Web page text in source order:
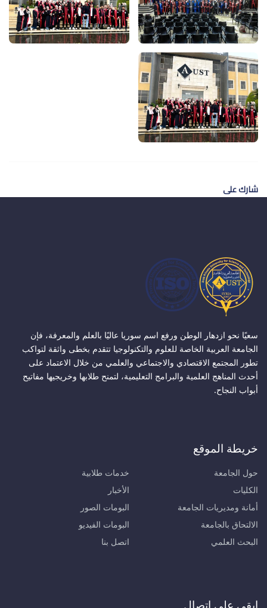
شارك على
سعيًا نحو ازدهار الوطن ورفع اسم سوريا عاليًا بالعلم والمعرفة، فإن
الجامعة العربية الخاصة للعلوم والتكنولوجيا تتقدم بخطى واثقة لتواكب
تطور المجتمع الاقتصادي والاجتماعي والعلمي من خلال الاعتماد على
أحدث المناهج العلمية والبرامج التعليمية، لتمنح طلابها وخريجيها مفاتيح
أبواب النجاح.
خريطة الموقع
حول الجامعة
الكليات
أمانة ومديريات الجامعة
الالتحاق بالجامعة
البحث العلمي
خدمات طلابية
الأخبار
البومات الصور
البومات الفيديو
اتصل بنا
ابقى على اتصال